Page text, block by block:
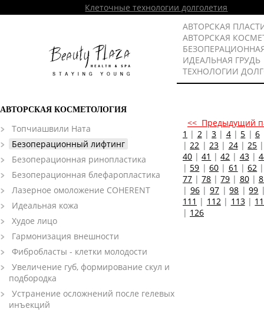
Клеточные технологии долголетия
АВТОРСКАЯ
АВТОРСКАЯ
ИДЕАЛЬНАЯ ГРУДЬ
ТЕХНОЛОГИИ
АВТОРСКАЯ КОСМЕТОЛОГИЯ
Топчиашвили Ната
Безоперационный лифтинг
Безоперационная ринопластика
Безоперационная блефаропластика
Лазерное омоложение COHERENT
Идеальная кожа
Худое лицо
Гармонизация внешности
Фибробласты - клетки молодости
Увеличение губ, формирование скул и
подбородка
Устранение осложнений после гелевых
инъекций
<< Предыдущий
1 | 2|3 | 4| 5 | 6
|22 | 23| 24|25
40 |41 |42 | 43|
| 59 | 60| 61 |62
77 |78 |79 | 80|
| 96| 97|98 |99
111 | 112| 113|
| 126